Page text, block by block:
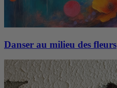
Danser au milieu des fleurs